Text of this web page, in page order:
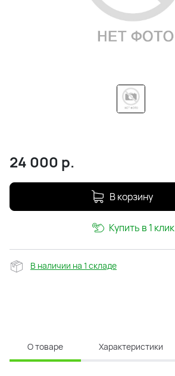
24 000 р.
В корзину
Купить в 1 клик
В наличии на 1 складе
О товаре Характеристики